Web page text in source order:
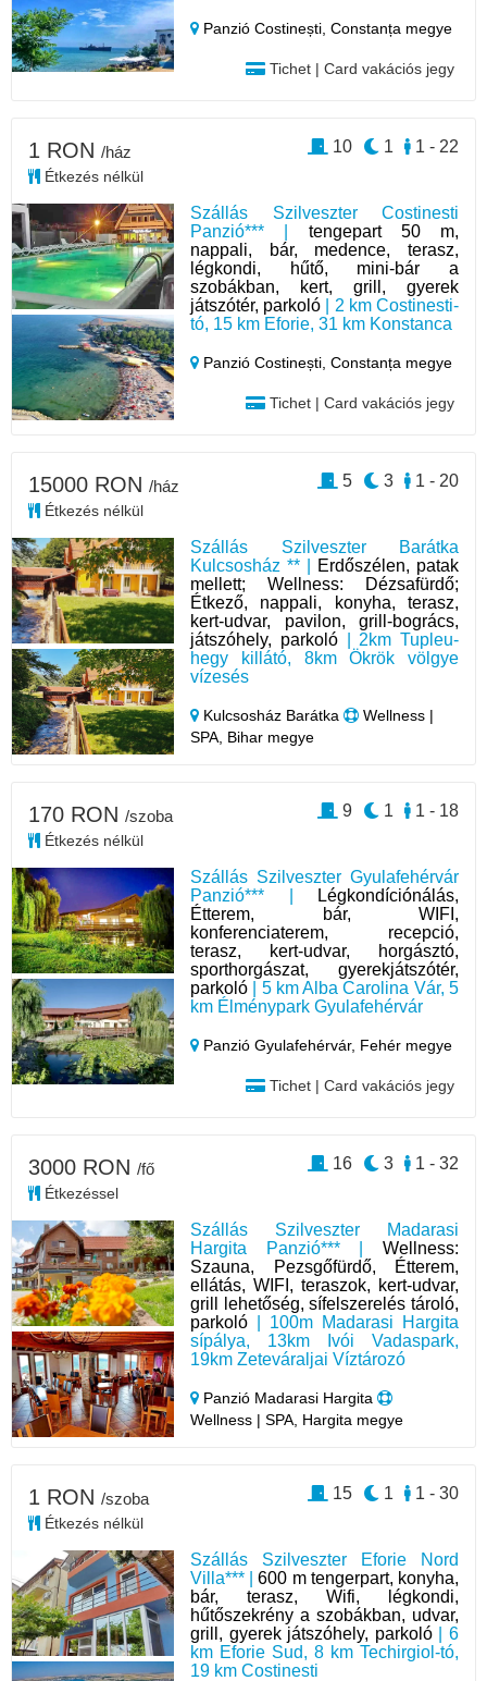
Panzió Costinești,Constanța megye
Tichet | Card vakációs jegy
Szállás Szilveszter Costinesti
Panzió*** | tengepart 50 m,
nappali, bár, medence, terasz,
légkondi, hűtő, mini-bár a
szobákban, kert, grill, gyerek
játszótér, parkoló | 2 km Costinesti-
tó, 15 km Eforie, 31 km Konstanca
Panzió Costinești,Constanța megye
Tichet | Card vakációs jegy
1 RON /ház
Étkezés nélkül
1 - 22
1
10
Szállás Szilveszter Barátka
Kulcsosház ** |
Erdőszélen, patak
mellett; Wellness: Dézsafürdő;
Étkező, nappali, konyha, terasz,
kert-udvar, pavilon, grill-bogrács,
játszóhely, parkoló| 2km Tupleu-
hegy killátó, 8km Ökrök völgye
vízesés
Kulcsosház Barátka
Wellness |
SPA, Bihar megye
15000 RON /ház
Étkezés nélkül
1 - 20
3
5
Szállás Szilveszter Gyulafehérvár
Panzió*** |
Légkondíciónálás,
Étterem, bár, WIFI,
konferenciaterem, recepció,
terasz, kert-udvar, horgásztó,
sporthorgászat, gyerekjátszótér,
parkoló | 5 km Alba Carolina Vár, 5
km Élménypark Gyulafehérvár
Panzió Gyulafehérvár, Fehér megye
Tichet | Card vakációs jegy
170 RON /szoba
Étkezés nélkül
1 - 18
1
9
Szállás Szilveszter Madarasi
Hargita Panzió*** | Wellness:
Szauna, Pezsgőfürdő, Étterem,
ellátás, WIFI, teraszok, kert-udvar,
grill lehetőség, sífelszerelés tároló,
parkoló | 100m Madarasi Hargita
sípálya, 13km Ivói Vadaspark,
19km Zeteváraljai Víztározó
Panzió Madarasi Hargita
Wellness | SPA, Hargita megye
3000 RON /fő
Étkezéssel
1 - 32
3
16
Szállás Szilveszter Eforie Nord
Villa*** |600 m tengerpart, konyha,
bár, terasz, Wifi, légkondi,
hűtőszekrény a szobákban, udvar,
grill, gyerek játszóhely, parkoló| 6
km Eforie Sud, 8 km Techirgiol-tó,
19 km Costinesti
1 RON /szoba
Étkezés nélkül
1 - 30
1
15